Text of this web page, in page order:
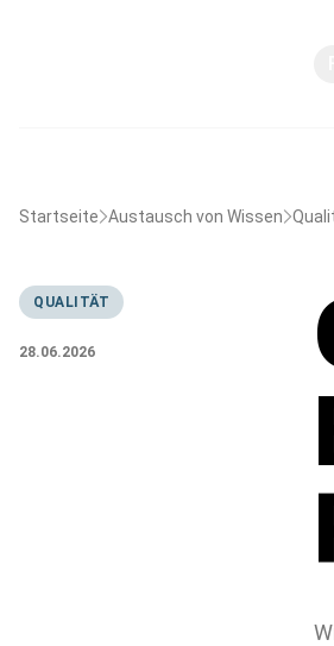
Startseite Austausch von Wissen
QUALITÄT
28.06.2026